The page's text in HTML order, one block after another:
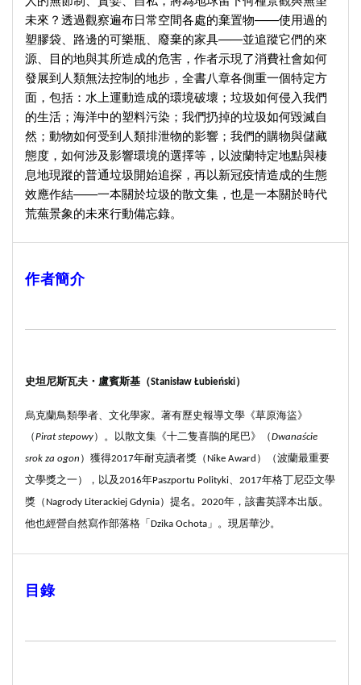
未來？透過觀察遍布日常空間各處的棄置物——使用過的
塑膠袋、路邊的可樂瓶、廢棄的家具——並追蹤它們的來
源、目的地與其所造成的危害，作者示現了消費社會如何
發展到人類無法控制的地步，全書八章各側重一個特定方
面，包括：水上運動造成的環境破壞；垃圾如何侵入我們
的生活；海洋中的塑料污染；我們扔掉的垃圾如何毀滅自
然；動物如何受到人類排泄物的影響；我們的購物與儲藏
態度，如何涉及影響環境的選擇等，以波蘭特定地點與棲
息地現蹤的普通垃圾開始追探，再以新冠疫情造成的生態
效應作結——一本關於垃圾的散文集，也是一本關於時代
荒蕪景象的未來行動備忘錄。
作者簡介
史坦尼斯瓦夫・盧賓斯基（Stanisław Łubieński）
烏克蘭鳥類學者、文化學家。著有歷史報導文學《草原海盜》
（Pirat stepowy）。以散文集《十二隻喜鵲的尾巴》（Dwanaście
srok za ogon ）獲得2017年耐克讀者獎（ Nike Award ）（波蘭最重要
文學獎之一），以及2016年Paszportu Polityki 2017年格丁尼亞文學
獎（ Nagrody Literackiej Gdynia）提名。 2020年，該書英譯本出版。
他也經營自然寫作部落格「Dzika Ochota 」。現居華沙。
目錄